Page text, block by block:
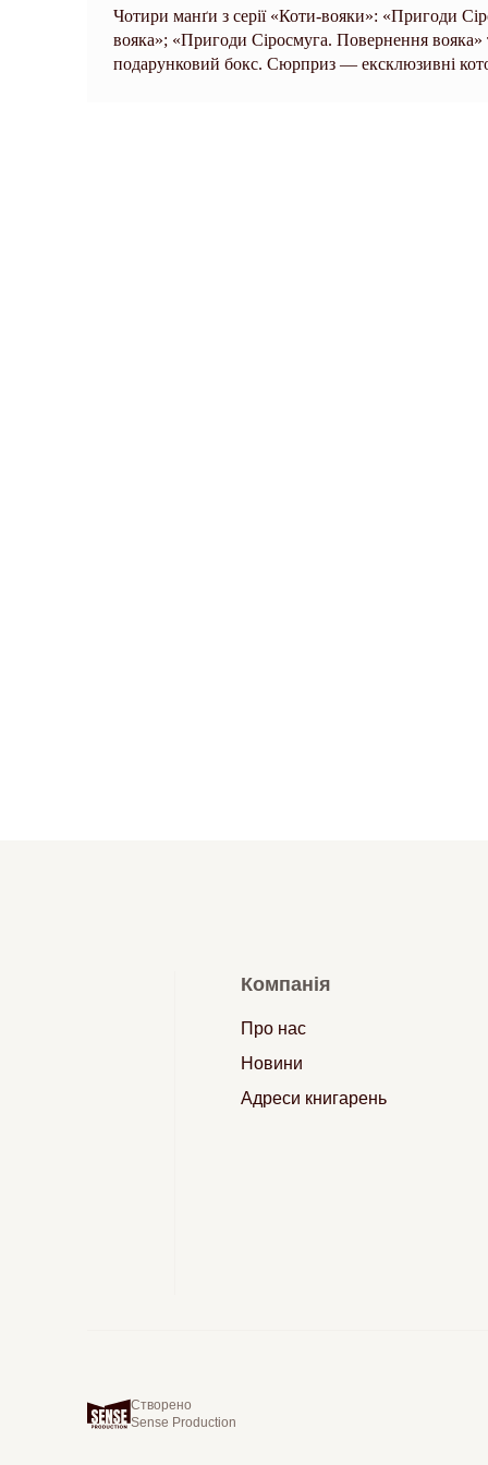
Чотири манґи з серії «Коти-вояки»: «Пригоди
вояка»; «Пригоди Сіросмуга. Повернення
подарунковий бокс. Сюрприз — ексклюзивні
Компанія
Про нас
Новини
Адреси книгарень
Створено
Sense Production